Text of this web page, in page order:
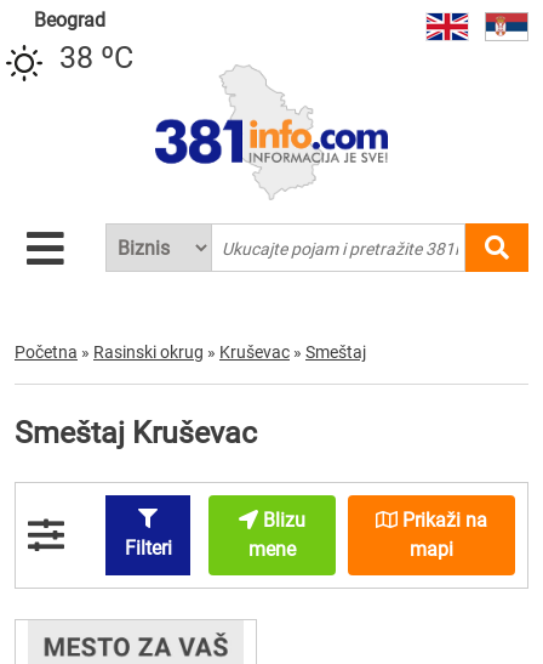
Beograd
38 ºC
Početna » Rasinski okrug » Kruševac » Smeštaj
Smeštaj Kruševac
Filteri
Blizu
mene
Prikaži na
mapi